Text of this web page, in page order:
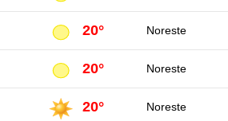
20° Noreste
20° Noreste
20° Noreste